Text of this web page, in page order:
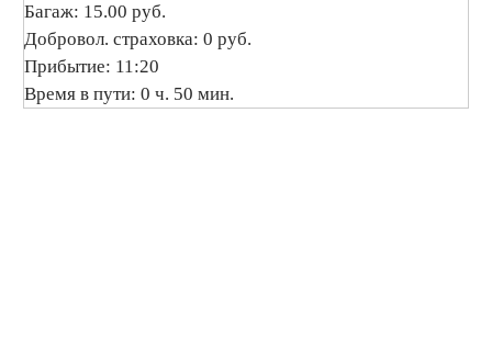
Багаж: 15.00 руб.
Добровол. страховка: 0 руб.
Прибытие: 11:20
Время в пути: 0 ч. 50 мин.